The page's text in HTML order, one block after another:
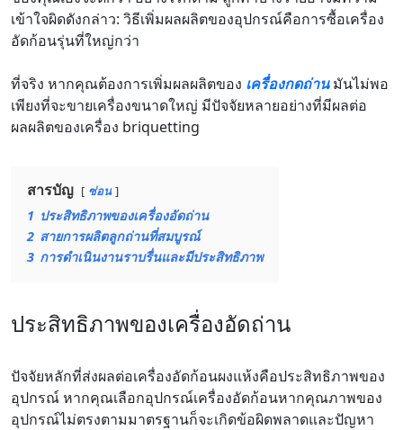
เข้าใจผิดดังกล่าว: วิธีเพิ่มผลผลิตของอุปกรณ์คือการซื้อเครื่อง
อัดก้อนรุ่นที่ใหญ่กว่า
ที่จริง หากคุณต้องการเพิ่มผลผลิตของ เครื่องกดถ่านมันไม่พอ
เพียงที่จะขายเครื่องขนาดใหญ่ มีปัจจัยหลายอย่างที่มีผลต่อ
ผลผลิตของเครื่อง briquetting
สารบัญ ซ่อน
1 ประสิทธิภาพของเครื่องอัดถ่าน
2 สายการผลิตลูกถ่านที่สมบูรณ์
3 การดำเนินงานราบรื่นและมีประสิทธิภาพ
ประสิทธิภาพของเครื่องอัดถ่าน
ปัจจัยหลักที่ส่งผลต่อเครื่องอัดก้อนผงแห้งคือประสิทธิภาพของ
อุปกรณ์ หากคุณเลือกอุปกรณ์เครื่องอัดก้อนหากคุณภาพของ
อุปกรณ์ไม่ตรงตามมาตรฐานก็จะเกิดข้อผิดพลาดและปัญหา